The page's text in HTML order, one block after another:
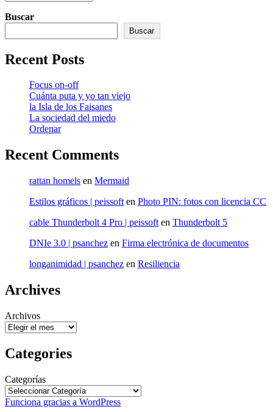
Buscar
Buscar
Recent Posts
Focus on-off
Cuánta puta y yo tan viejo
la Isla de los Faisanes
La sociedad del miedo
Ordenar
Recent Comments
rattan homels en Mermaid
Estilos gráficos | peissoft en Photo PIN: fotos con licencia CC
cable Thunderbolt 4 Pro | peissoft en Thunderbolt 5
DNIe 3.0 | psanchez en Firma electrónica de documentos
longanimidad | psanchez en Resiliencia
Archives
Archivos
Categories
Categorías
Funciona gracias a WordPress